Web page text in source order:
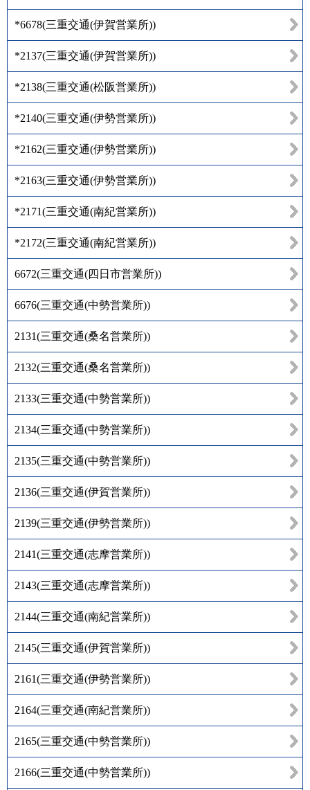
*6678(三重交通(伊賀営業所))
*2137(三重交通(伊賀営業所))
*2138(三重交通(松阪営業所))
*2140(三重交通(伊勢営業所))
*2162(三重交通(伊勢営業所))
*2163(三重交通(伊勢営業所))
*2171(三重交通(南紀営業所))
*2172(三重交通(南紀営業所))
6672(三重交通(四日市営業所))
6676(三重交通(中勢営業所))
2131(三重交通(桑名営業所))
2132(三重交通(桑名営業所))
2133(三重交通(中勢営業所))
2134(三重交通(中勢営業所))
2135(三重交通(中勢営業所))
2136(三重交通(伊賀営業所))
2139(三重交通(伊勢営業所))
2141(三重交通(志摩営業所))
2143(三重交通(志摩営業所))
2144(三重交通(南紀営業所))
2145(三重交通(伊賀営業所))
2161(三重交通(伊勢営業所))
2164(三重交通(南紀営業所))
2165(三重交通(中勢営業所))
2166(三重交通(中勢営業所))